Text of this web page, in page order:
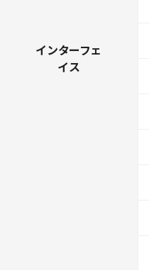
インターフェ
イス